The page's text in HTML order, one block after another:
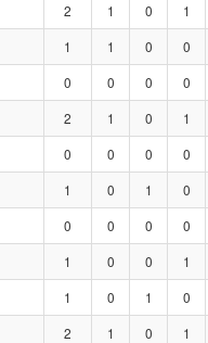
2 1 0 1
1 1 0 0
0 0 0 0
2 1 0 1
0 0 0 0
1 0 1 0
0 0 0 0
1 0 0 1
1 0 1 0
2 1 0 1